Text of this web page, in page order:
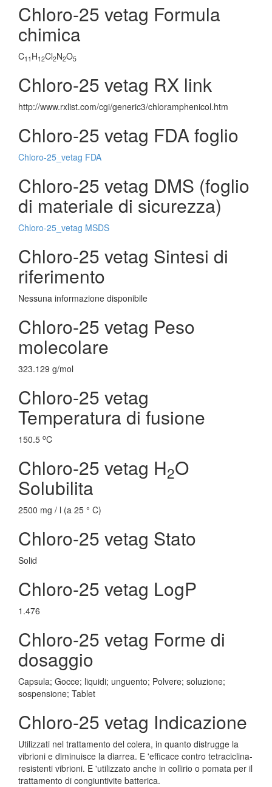
Chloro-25 vetag Formula
chimica
C11 H12Cl2N2O5
Chloro-25 vetag RX link
http://www.rxlist.com/cgi/generic3/chloramphenicol.htm
Chloro-25 vetag FDA foglio
Chloro-25_vetag FDA
Chloro-25 vetag DMS (foglio
di materiale di sicurezza)
Chloro-25_vetag MSDS
Chloro-25 vetag Sintesi di
riferimento
Nessuna informazione disponibile
Chloro-25 vetag Peso
molecolare
323.129 g/mol
Chloro-25 vetag
Temperatura di fusione
150.5 oC
Chloro-25 vetag H2O
Solubilita
2500 mg / l (a 25 ° C)
Chloro-25 vetag Stato
Solid
Chloro-25 vetag LogP
1.476
Chloro-25 vetag Forme di
dosaggio
Capsula; Gocce; liquidi; unguento; Polvere; soluzione;
sospensione; Tablet
Chloro-25 vetag Indicazione
Utilizzati nel trattamento del colera, in quanto distrugge la
vibrioni e diminuisce la diarrea. E 'efficace contro tetraciclina-
resistenti vibrioni. E 'utilizzato anche in collirio o pomata per il
trattamento di congiuntivite batterica.